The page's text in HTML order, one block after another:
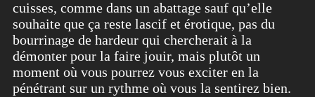
cuisses, comme dans un abattage sauf qu’elle
souhaite que ça reste lascif et érotique, pas du
bourrinage de hardeur qui chercherait à la
démonter pour la faire jouir, mais plutôt un
moment où vous pourrez vous exciter en la
pénétrant sur un rythme où vous la sentirez bien.